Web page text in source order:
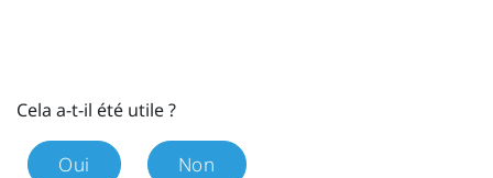
Cela a-t-il été utile ?
Oui Non